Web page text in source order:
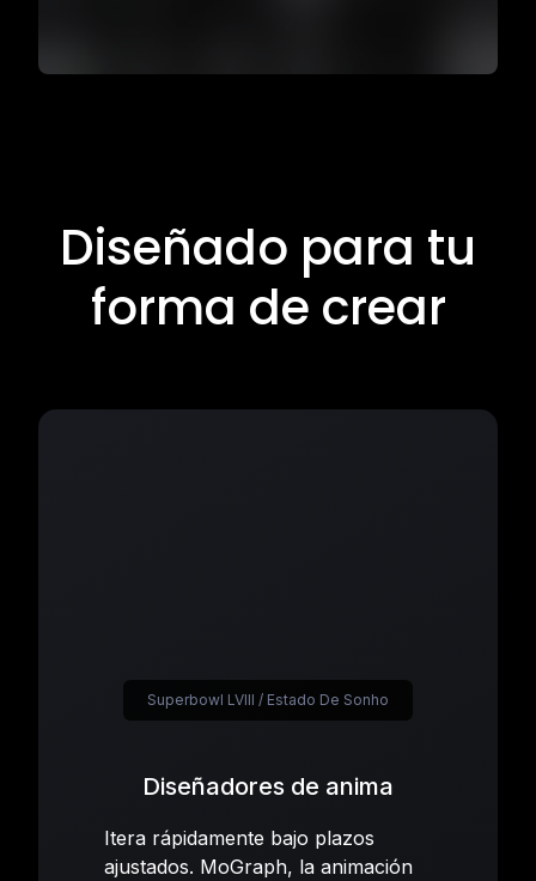
Diseñado para tu
forma de crear
Diseñadores de anima
Itera rápidamente bajo plazos
ajustados. MoGraph, la animación
Superbowl LVIII / Estado De Sonho